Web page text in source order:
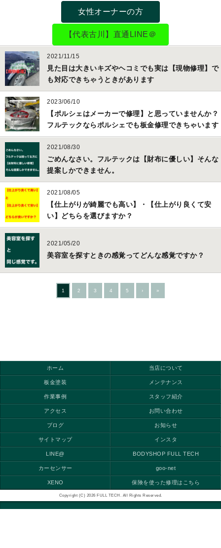
女性オーナーの方
【代表古川】直通LINE＠
2021/11/15
見た目は大きいキズやヘコミでも実は【現物修理】で
も対応できちゃうときがあります
2023/06/10
【ポルシェはメーカーで修理】と思っていませんか？
フルテックならポルシェでも板金修理できちゃいます
2021/08/30
ごめんなさい。フルテックは【財布に優しい】そんな
提案しかできません。
2021/08/05
【仕上がりが綺麗でも高い】・【仕上がり良くて安
い】どちらを選びますか？
2021/05/20
美容室を探すときの感覚ってどんな感覚ですか？
1 2 3 4 5 › »
ホーム 当店について
板金塗装 メンテナンス
作業事例 スタッフ紹介
アクセス お問い合わせ
ブログ お知らせ
サイトマップ インスタ
LINE@ BODYSHOP FULL TECH
カーセンサー goo-net
XENO 保険を使った修理はこちら
Copyright (C) 2026 FULL TECH. All Rights Reserved.